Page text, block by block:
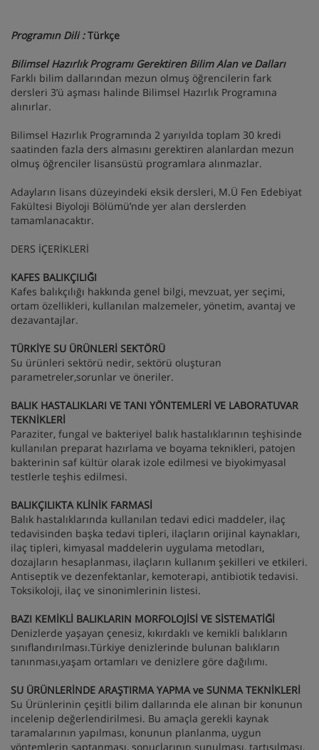
Programın Dili :Türkçe
Bilimsel Hazırlık Programı Gerektiren Bilim Alan ve Dalları
Farklı bilim dallarından mezun olmuş öğrencilerin fark
dersleri 3’ü aşması halinde Bilimsel Hazırlık Programına
alınırlar.
Bilimsel Hazırlık Programında 2 yarıyılda toplam 30 kredi
saatinden fazla ders almasını gerektiren alanlardan mezun
olmuş öğrenciler lisansüstü programlara alınmazlar.
Adayların lisans düzeyindeki eksik dersleri, M.Ü Fen Edebiyat
Fakültesi Biyoloji Bölümü’nde yer alan derslerden
tamamlanacaktır.
DERS İÇERİKLERİ
KAFES BALIKÇILIĞI
Kafes balıkçılığı hakkında genel bilgi, mevzuat, yer seçimi,
ortam özellikleri, kullanılan malzemeler, yönetim, avantaj ve
dezavantajlar.
TÜRKİYE SU ÜRÜNLERİ SEKTÖRÜ
Su ürünleri sektörü nedir, sektörü oluşturan
parametreler,sorunlar ve öneriler.
BALIK HASTALIKLARI VE TANI YÖNTEMLERİ VE LABORATUVAR
TEKNİKLERİ
Paraziter, fungal ve bakteriyel balık hastalıklarının teşhisinde
kullanılan preparat hazırlama ve boyama teknikleri, patojen
bakterinin saf kültür olarak izole edilmesi ve biyokimyasal
testlerle teşhis edilmesi.
BALIKÇILIKTA KLİNİK FARMASİ
Balık hastalıklarında kullanılan tedavi edici maddeler, ilaç
tedavisinden başka tedavi tipleri, ilaçların orijinal kaynakları,
ilaç tipleri, kimyasal maddelerin uygulama metodları,
dozajların hesaplanması, ilaçların kullanım şekilleri ve etkileri.
Antiseptik ve dezenfektanlar, kemoterapi, antibiotik tedavisi.
Toksikoloji, ilaç ve sinonimlerinin listesi.
BAZI KEMİKLİ BALIKLARIN MORFOLOJİSİ VE SİSTEMATİĞİ
Denizlerde yaşayan çenesiz, kıkırdaklı ve kemikli balıkların
sınıflandırılması.Türkiye denizlerinde bulunan balıkların
tanınması,yaşam ortamları ve denizlere göre dağılımı.
SU ÜRÜNLERİNDE ARAŞTIRMA YAPMA ve SUNMA TEKNİKLERİ
Su Ürünlerinin çeşitli bilim dallarında ele alınan bir konunun
incelenip değerlendirilmesi. Bu amaçla gerekli kaynak
taramalarının yapılması, konunun planlanma, uygun
yöntemlerin saptanması, sonuçlarının sunulması, tartışılması.